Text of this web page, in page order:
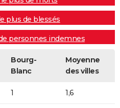
plus de blessés
personnes indemnes
Bourg-
Blanc
Moyenne
des villes
1 1,6